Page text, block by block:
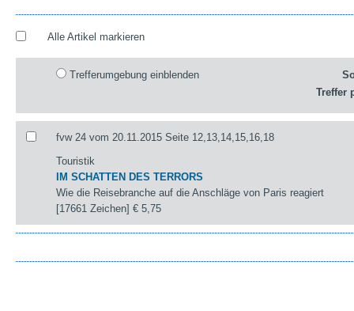
Alle Artikel markieren
Trefferumgebung einblenden
Treffer
fvw 24 vom 20.11.2015 Seite 12,13,14,15,16,18
Touristik
IM SCHATTEN DES TERRORS
Wie die Reisebranche auf die Anschläge von Paris reagiert
[17661 Zeichen]€ 5,75